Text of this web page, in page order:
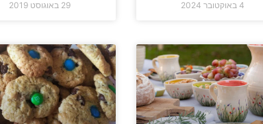
4 באוקטובר 2024 29 באוגוסט 2019